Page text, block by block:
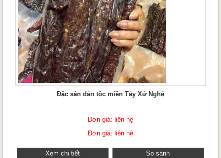
Đặc sản dân tộc miền Tây Xứ Nghệ
Đơn giá: liên hệ
Đơn giá: liên hệ
Xem chi tiết So sánh